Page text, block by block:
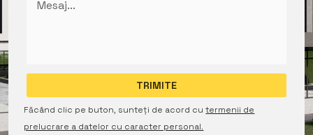
Făcând clic pe buton, sunteți de acord cutermenii de
prelucrare a datelor cu caracter personal.